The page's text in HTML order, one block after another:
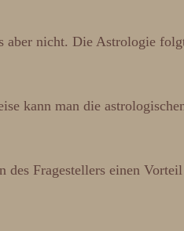
nicht. Die Astrologie
kann man die
Fragestellers einen